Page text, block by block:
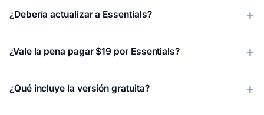
¿Debería actualizar a Essentials?
¿Vale la pena pagar $19 por Essentials?
¿Qué incluye la versión gratuita?